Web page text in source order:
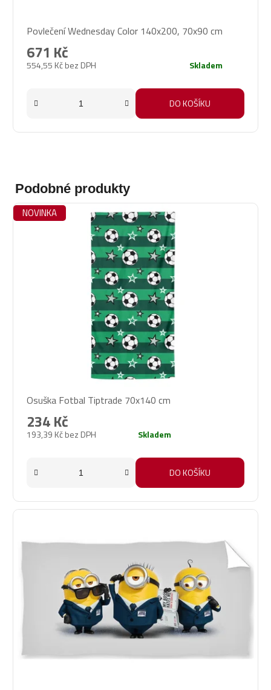
hodnocení
produktu
je
Povlečení Wednesday Color 140x200, 70x90 cm
554,55 Kč bez DPH
671 Kč
Skladem
DO KOŠÍKU
Podobné produkty
NOVINKA
Osuška Fotbal Tiptrade 70x140 cm
193,39 Kč bez DPH
234 Kč
Skladem
DO KOŠÍKU